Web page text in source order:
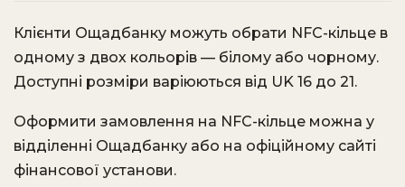
Клієнти Ощадбанку можуть обрати NFC-кільце в
одному з двох кольорів — білому або чорному.
Доступні розміри варіюються від UK 16 до 21.
Оформити замовлення на NFC-кільце можна у
відділенні Ощадбанку або на офіційному сайті
фінансової установи.